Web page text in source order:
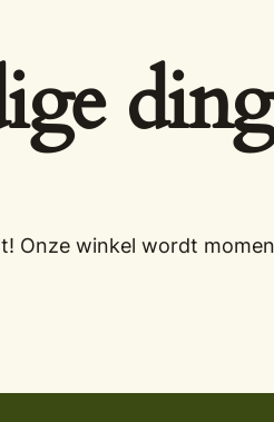
Onze winkel wordt